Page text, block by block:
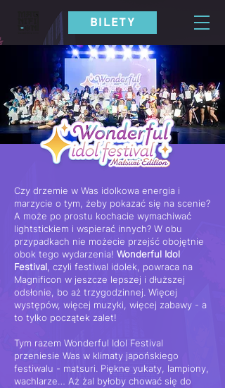
BILETY
Czy drzemie w Was idolkowa energia i
marzycie o tym, żeby pokazać się na scenie?
A może po prostu kochacie wymachiwać
lightstickiem i wspierać innych? W obu
przypadkach nie możecie przejść obojętnie
obok tego wydarzenia! Wonderful Idol
Festival , czyli festiwal idolek, powraca na
Magnificon w jeszcze lepszej i dłuższej
odsłonie, bo aż trzygodzinnej. Więcej
występów, więcej muzyki, więcej zabawy - a
to tylko początek zalet!
Tym razem Wonderful Idol Festival
przeniesie Was w klimaty japońskiego
festiwalu - matsuri. Piękne yukaty, lampiony,
wachlarze… Aż żal byłoby chować się do